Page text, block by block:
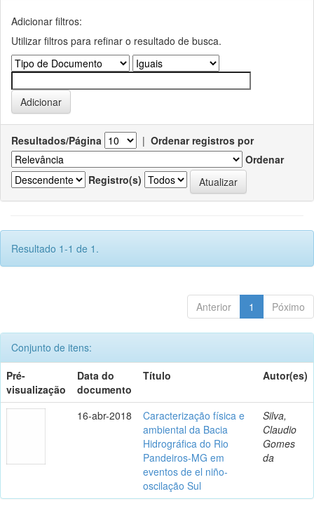
Adicionar filtros:
Utilizar filtros para refinar o resultado de busca.
Resultados/Página | Ordenar registros por
Ordenar
Registro(s)
Resultado 1-1 de 1.
Anterior 1 Póximo
Conjunto de itens:
Pré-
visualização
Data do
documento
Título Autor(es)
16-abr-2018
Caracterização física e
ambiental da Bacia
Hidrográfica do Rio
Pandeiros-MG em
eventos de el niño-
oscilação Sul
Silva,
Claudio
Gomes
da